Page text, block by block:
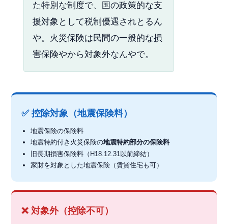
た特別な制度で、国の政策的な支
援対象として税制優遇されとるん
や。火災保険は民間の一般的な損
害保険やから対象外なんやで。
✅ 控除対象（地震保険料）
地震保険の保険料
地震特約付き火災保険の地震特約部分の保険料
旧長期損害保険料（H18.12.31以前締結）
家財を対象とした地震保険（賃貸住宅も可）
❌ 対象外（控除不可）